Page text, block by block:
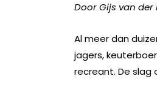
Door Gijs van
Al meer dan
jagers,
recreant. De slag